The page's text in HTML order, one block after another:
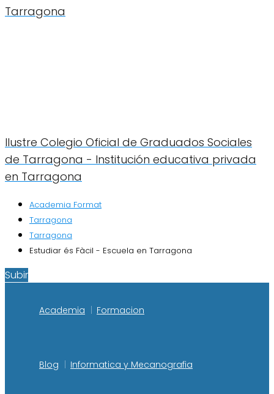
Tarragona
Ilustre Colegio Oficial de Graduados Sociales
de Tarragona - Institución educativa privada
en Tarragona
Academia Format
Tarragona
Tarragona
Estudiar és Fàcil - Escuela en Tarragona
Subir
Academia Formacion
Blog Informatica y Mecanografia